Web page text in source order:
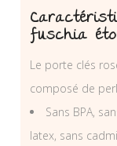
fuschia
Le porte clés
composé de
Sans BPA,
latex, sans